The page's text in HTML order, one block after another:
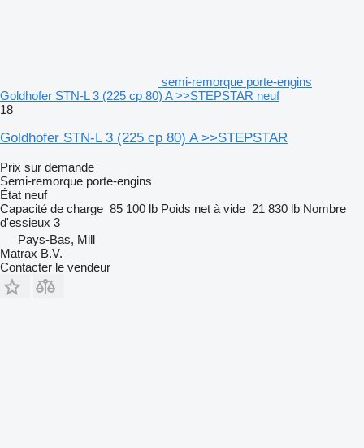
semi-remorque porte-engins
Goldhofer STN-L 3 (225 cp 80) A >>STEPSTAR neuf
18
Goldhofer STN-L 3 (225 cp 80) A >>STEPSTAR
Prix sur demande
Semi-remorque porte-engins
État neuf
Capacité de charge 85 100 lb Poids net à vide 21 830 lb Nombre
d'essieux 3
Pays-Bas, Mill
Matrax B.V.
Contacter le vendeur